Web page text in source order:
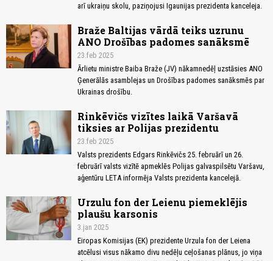
arī ukraiņu skolu, paziņojusi Igaunijas prezidenta kanceleja.
Braže Baltijas vārdā teiks uzrunu
ANO Drošības padomes sanāksmē
23.feb 2025
Ārlietu ministre Baiba Braže (JV) nākamnedēļ uzstāsies ANO
Ģenerālās asamblejas un Drošības padomes sanāksmēs par
Ukrainas drošību.
Rinkēvičs vizītes laikā Varšavā
tiksies ar Polijas prezidentu
23.feb 2025
Valsts prezidents Edgars Rinkēvičs 25. februārī un 26.
februārī valsts vizītē apmeklēs Polijas galvaspilsētu Varšavu,
aģentūru LETA informēja Valsts prezidenta kancelejā.
Urzulu fon der Leienu piemeklējis
plaušu karsonis
3.jan 2025
Eiropas Komisijas (EK) prezidente Urzula fon der Leiena
atcēlusi visus nākamo divu nedēļu ceļošanas plānus, jo viņa